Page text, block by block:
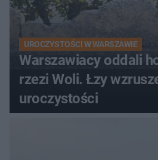
UROCZYSTOŚCI W WARSZAWIE
Warszawiacy oddali
rzezi Woli. Łzy
uroczystości